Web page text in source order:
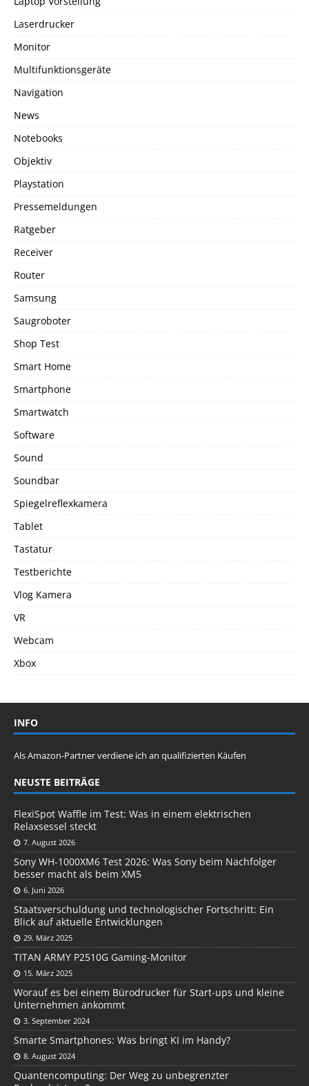
Laserdrucker
Monitor
Multifunktionsgeräte
Navigation
News
Notebooks
Objektiv
Playstation
Pressemeldungen
Ratgeber
Receiver
Router
Samsung
Saugroboter
Shop Test
Smart Home
Smartphone
Smartwatch
Software
Sound
Soundbar
Spiegelreflexkamera
Tablet
Tastatur
Testberichte
Vlog Kamera
VR
Webcam
Xbox
INFO
Als Amazon-Partner verdiene ich an qualifizierten Käufen
NEUSTE BEITRÄGE
FlexiSpot Waffle im Test: Was in einem elektrischen
Relaxsessel steckt
7. August 2026
Sony WH-1000XM6 Test 2026: Was Sony beim Nachfolger
besser macht als beim XM5
6. Juni 2026
Staatsverschuldung und technologischer Fortschritt: Ein
Blick auf aktuelle Entwicklungen
29. März 2025
TITAN ARMY P2510G Gaming-Monitor
15. März 2025
Worauf es bei einem Bürodrucker für Start-ups und kleine
Unternehmen ankommt
3. September 2024
Smarte Smartphones: Was bringt KI im Handy?
8. August 2024
Quantencomputing: Der Weg zu unbegrenzter